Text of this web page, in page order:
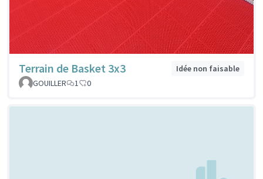
Terrain de Basket 3x3
Idée non faisable
GOUILLER
1 0